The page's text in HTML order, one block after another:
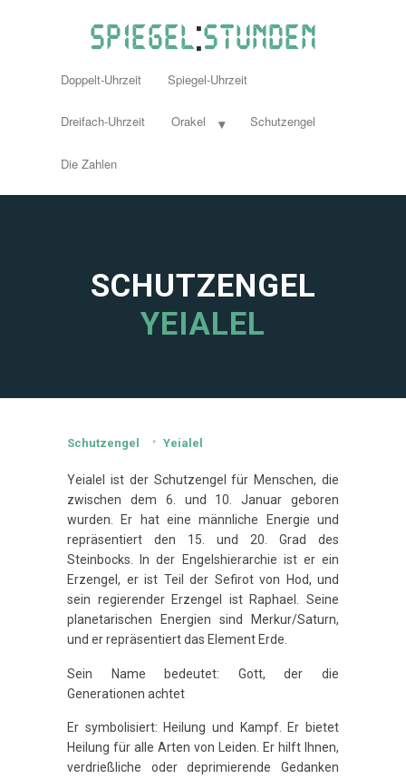
Doppelt-Uhrzeit Spiegel-Uhrzeit
Dreifach-Uhrzeit Orakel Schutzengel
Die Zahlen
SCHUTZENGEL
YEIALEL
Schutzengel Yeialel
Yeialel ist der Schutzengel für Menschen, die
zwischen dem 6. und 10. Januar geboren
wurden. Er hat eine männliche Energie und
repräsentiert den 15. und 20. Grad des
Steinbocks. In der Engelshierarchie ist er ein
Erzengel, er ist Teil der Sefirot von Hod, und
sein regierender Erzengel ist Raphael. Seine
planetarischen Energien sind Merkur/Saturn,
und er repräsentiert das Element Erde.
Sein Name bedeutet: Gott, der die
Generationen achtet
Er symbolisiert: Heilung und Kampf. Er bietet
Heilung für alle Arten von Leiden. Er hilft Ihnen,
verdrießliche oder deprimierende Gedanken